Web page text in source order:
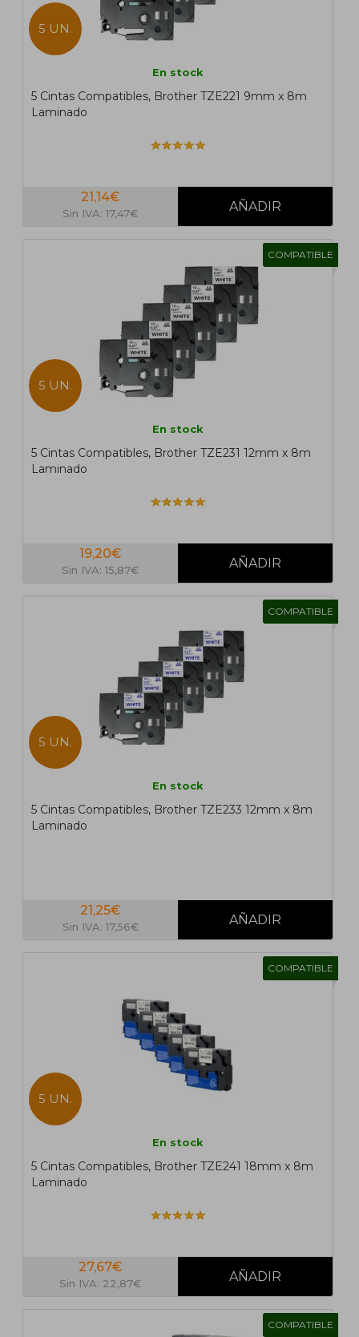
5 UN.
En stock
5 Cintas Compatibles, Brother TZE221 9mm x 8m
Laminado
21,14€
Sin IVA: 17,47€
COMPATIBLE
5 UN.
En stock
5 Cintas Compatibles, Brother TZE231 12mm x 8m
Laminado
19,20€
Sin IVA: 15,87€
COMPATIBLE
5 UN.
En stock
5 Cintas Compatibles, Brother TZE233 12mm x 8m
Laminado
21,25€
Sin IVA: 17,56€
COMPATIBLE
5 UN.
En stock
5 Cintas Compatibles, Brother TZE241 18mm x 8m
Laminado
27,67€
Sin IVA: 22,87€
COMPATIBLE